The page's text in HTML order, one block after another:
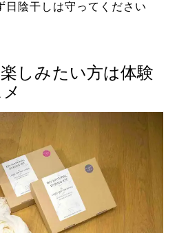
日陰干しは守ってください
しみたい方は体験